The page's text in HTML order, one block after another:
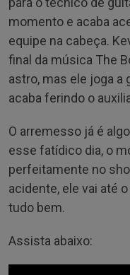
momento e acaba
equipe na cabeça.
final da música The
astro, mas ele joga a
acaba ferindo o
O arremesso já é
esse fatídico dia, o
perfeitamente no
acidente, ele vai até
tudo bem.
Assista abaixo: